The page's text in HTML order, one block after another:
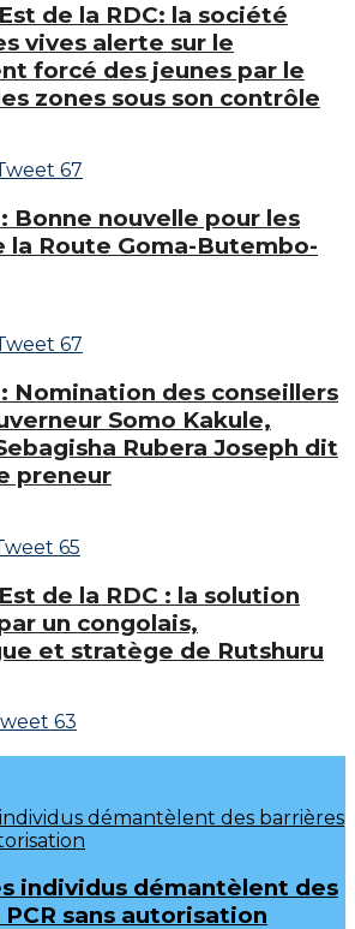
de la RDC: la société
vives alerte sur le
forcé des jeunes par le
zones sous son contrôle
67
Bonne nouvelle pour les
la Route Goma-Butembo-
67
Nomination des conseillers
Somo Kakule,
Rubera Joseph dit
preneur‎
65
de la RDC : la solution
un congolais,
et stratège de Rutshuru
63
individus démantèlent des
sans autorisation